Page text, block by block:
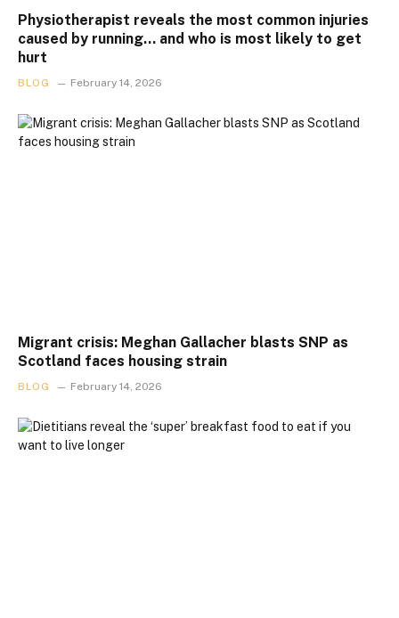
Physiotherapist reveals the most common injuries
caused by running… and who is most likely to get
hurt
BLOG February 14, 2026
Migrant crisis: Meghan Gallacher blasts SNP as
Scotland faces housing strain
BLOG February 14, 2026